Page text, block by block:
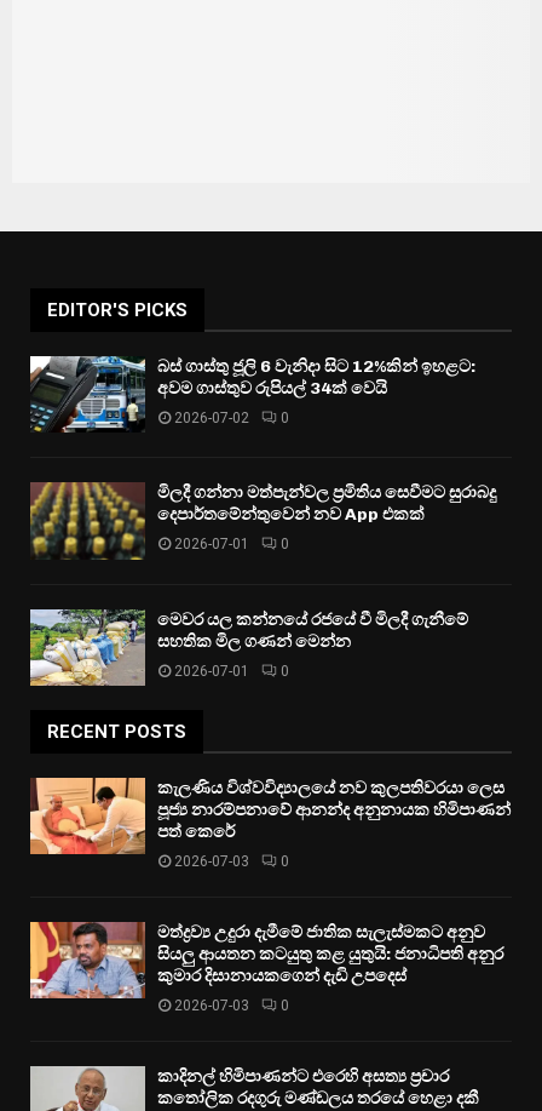
EDITOR'S PICKS
බස් ගාස්තු ජූලි 6 වැනිදා සිට 12%කින් ඉහළට:
අවම ගාස්තුව රුපියල් 34ක් වෙයි
2026-07-02 0
මිලදී ගන්නා මත්පැන්වල ප්‍රමිතිය සෙවීමට සුරාබදු
දෙපාර්තමේන්තුවෙන් නව App එකක්
2026-07-01 0
මෙවර යල කන්නයේ රජයේ වී මිලදී ගැනීමේ
සහතික මිල ගණන් මෙන්න
2026-07-01 0
RECENT POSTS
කැලණිය විශ්වවිද්‍යාලයේ නව කුලපතිවරයා ලෙස
පූජ්‍ය නාරම්පනාවේ ආනන්ද අනුනායක හිමිපාණන්
පත් කෙරේ
2026-07-03 0
මත්ද්‍රව්‍ය උදුරා දැමීමේ ජාතික සැලැස්මකට අනුව
සියලු ආයතන කටයුතු කළ යුතුයි: ජනාධිපති අනුර
කුමාර දිසානායකගෙන් දැඩි උපදෙස්
2026-07-03 0
කාදිනල් හිමිපාණන්ට එරෙහි අසත්‍ය ප්‍රචාර
කතෝලික රදගුරු මණ්ඩලය තරයේ හෙළා දකී